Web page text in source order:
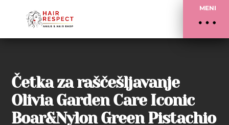
MENI
Četka za raščešljavanje
Olivia Garden Care Iconic
Boar&Nylon Green Pistachio